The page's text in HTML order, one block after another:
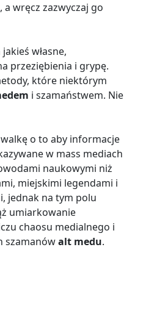
, a wręcz zazwyczaj go
własne,
przeziębienia i grypę.
które niektórym
i szamaństwem. Nie
o to aby informacje
w mass mediach
naukowymi niż
miejskimi legendami i
jednak na tym polu
umiarkowanie
chaosu medialnego i
szamanówalt medu.